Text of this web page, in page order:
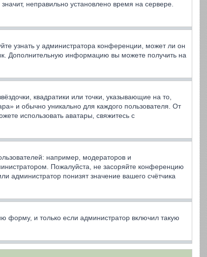
неправильно установлено время на сервере.
узнать у администратора конференции, может ли он
Дополнительную информацию вы можете получить на
квадратики или точки, указывающие на то,
и обычно уникально для каждого пользователя. От
использовать аватары, свяжитесь с
например, модераторов и
Пожалуйста, не засоряйте конференцию
администратор понизят значение вашего счётчика
форму, и только если администратор включил такую